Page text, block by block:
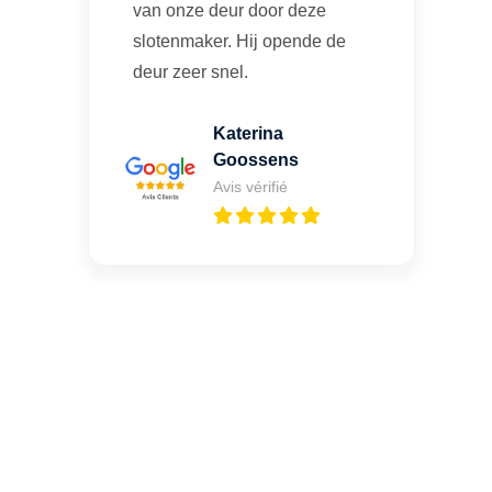
van onze deur door deze
slotenmaker. Hij opende de
deur zeer snel.
Katerina
Goossens
Avis vérifié